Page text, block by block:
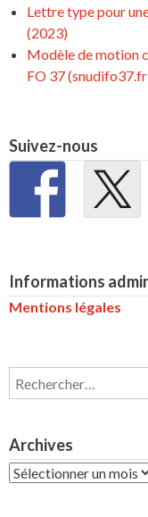
Lettre type pour
(2023)
Modèle de motion
FO 37
Suivez-nous
Informations
Mentions légales
Rechercher :
Archives
Archives